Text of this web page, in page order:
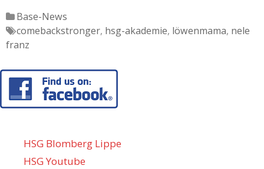
Katgeorien
Base-News
Tags
comebackstronger, hsg-akademie, löwenmama, nele
franz
HSG Blomberg Lippe
HSG Youtube